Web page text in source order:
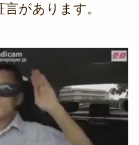
があります。